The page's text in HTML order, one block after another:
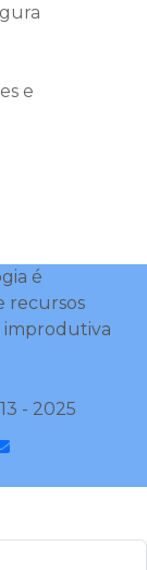
e
é
recursos
improdutiva
- 2025